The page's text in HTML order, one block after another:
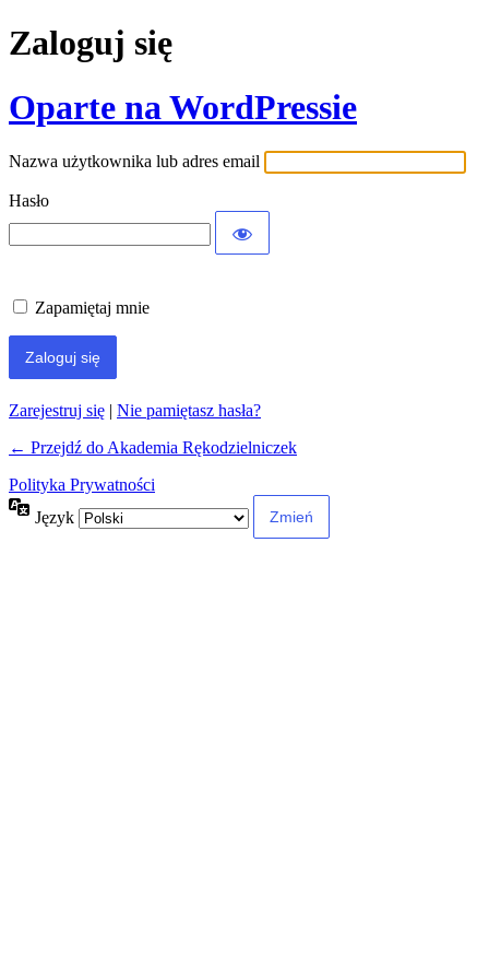
Zaloguj się
Oparte na WordPressie
Nazwa użytkownika lub adres email
Hasło
Zapamiętaj mnie
Zarejestruj się | Nie pamiętasz hasła?
← Przejdź do Akademia Rękodzielniczek
Polityka Prywatności
Język